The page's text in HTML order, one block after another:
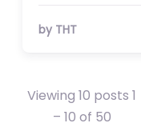
by THT
Viewing 10 posts 1
– 10 of 50